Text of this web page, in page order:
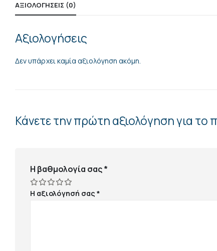
ΑΞΙΟΛΟΓΉΣΕΙΣ (0)
Αξιολογήσεις
Δεν υπάρχει καμία αξιολόγηση ακόμη.
Κάνετε την πρώτη αξιολόγηση για
Η βαθμολογία σας*
Η αξιολόγησή σας*